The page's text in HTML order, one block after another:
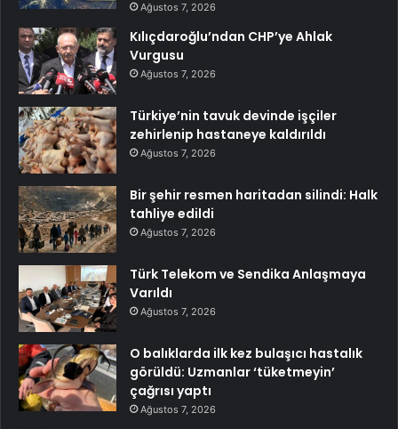
Ağustos 7, 2026
Kılıçdaroğlu’ndan CHP’ye Ahlak
Vurgusu
Ağustos 7, 2026
Türkiye’nin tavuk devinde işçiler
zehirlenip hastaneye kaldırıldı
Ağustos 7, 2026
Bir şehir resmen haritadan silindi: Halk
tahliye edildi
Ağustos 7, 2026
Türk Telekom ve Sendika Anlaşmaya
Varıldı
Ağustos 7, 2026
O balıklarda ilk kez bulaşıcı hastalık
görüldü: Uzmanlar ‘tüketmeyin’
çağrısı yaptı
Ağustos 7, 2026